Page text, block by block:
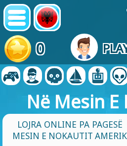
0
Në Mesin
LOJRA ONLINE PA PAGESË
MESIN E NOKAUTIT